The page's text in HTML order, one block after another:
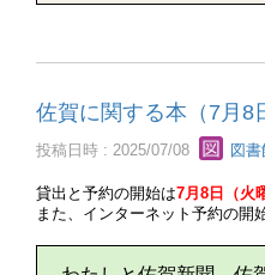
佐賀に関する本（7月8
投稿日時 : 2025/07/08 図
貸出と予約の開始は7月8日（火
また、インターネット予約の開